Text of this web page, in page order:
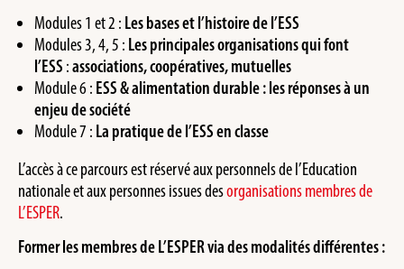
Modules 1 et 2 : Les bases et l’histoire de l’ESS
Modules 3, 4, 5 : Les principales organisations qui font
l’ESS :associations, coopératives, mutuelles
Module 6 : ESS & alimentation durable : les réponses à un
enjeu de société
Module 7 : La pratique de l’ESS en classe
L’accès à ce parcours est réservé aux personnels de l’Education
nationale et aux personnes issues desorganisations membres de
L’ESPER.
Former les membres de L’ESPER via des modalités différentes :